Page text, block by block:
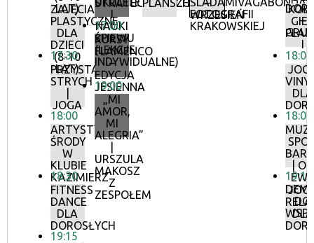
LAT)
ZAJĘCIA
PLASTYCZNE
DLA
DZIECI
(8-10
LAT)
17:30
PRZYSTANEK
STRYCH
JOGA
18:00
ARTYSTYCZNE
ŚRODY
W
KLUBIE
KAZIMIERZ
18:30
FITNESS
DANCE
DLA
DOROSŁYCH
19:15
I
NAUKI
ŚPIEWU
(LEKCJE
INDYWIDUALNE)
STRATEGICZNYCH
17:00
KURSY
FLAMENCO
–
EDYCJA
JESIENNA
19:00
„MI
AMOR,
MI
ALEGRIA”
URSZULA
MAKOSZ
Z
ZESPOŁEM
PLANSZOWYCH
FOTOGRAFII
KRAKOWSKIEJ
–
WRZESIEŃ
–
I
GIER
18:00
DLA
18:00
| OD
EWY
DO
19:10
DLA